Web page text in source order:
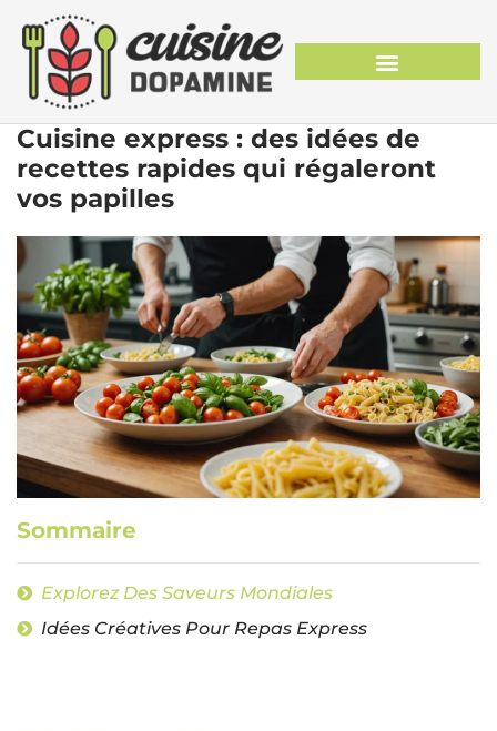
Cuisine express : des idées de
recettes rapides qui régaleront
vos papilles
Sommaire
Explorez Des Saveurs Mondiales
Idées Créatives Pour Repas Express